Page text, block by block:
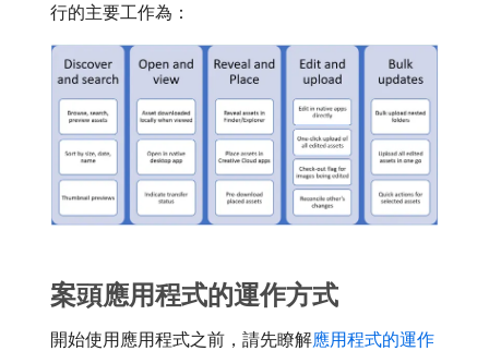
行的主要工作為：
案頭應用程式的運作方式
開始使用應用程式之前，請先瞭解應用程式的運作